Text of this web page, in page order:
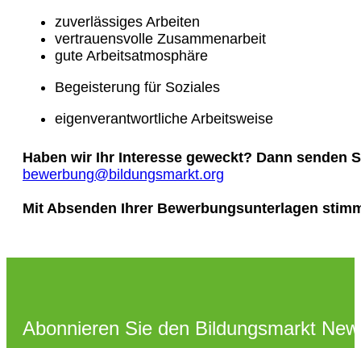
zuverlässiges Arbeiten
vertrauensvolle Zusammenarbeit
gute Arbeitsatmosphäre
Begeisterung für Soziales
eigenverantwortliche Arbeitsweise
Haben wir Ihr Interesse geweckt? Dann senden
bewerbung@bildungsmarkt.org
Mit Absenden Ihrer Bewerbungsunterlagen
Abonnieren Sie den Bildungsmarkt